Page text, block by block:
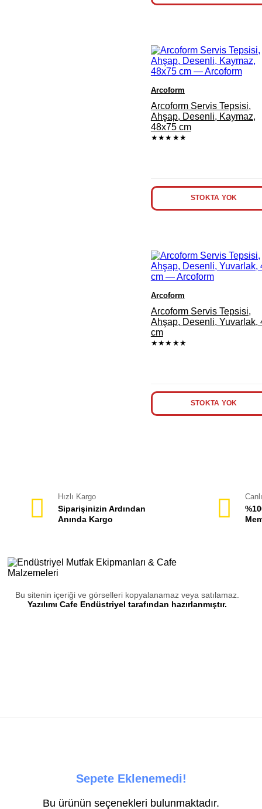
Arcoform
Arcoform Servis Tepsisi,
Ahşap, Desenli, Kaymaz,
48x75 cm
★★★★★
STOKTA YOK
Arcoform
Arcoform Servis Tepsisi,
Ahşap, Desenli, Yuvarlak,
cm
★★★★★
STOKTA YOK
Hızlı Kargo
Siparişinizin Ardından
Anında Kargo
Bu sitenin içeriği ve görselleri kopyalanamaz veya satılamaz.
Yazılımı Cafe Endüstriyel tarafından hazırlanmıştır.
Sepete Eklenemedi!
Bu ürünün seçenekleri bulunmaktadır.